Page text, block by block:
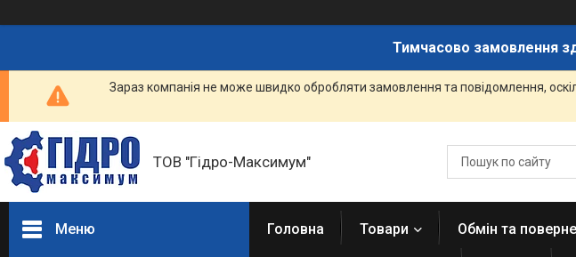
Тимчасово замовлення
Зараз компанія не може швидко обробляти замовлення та повідомлення,
ТОВ "Гідро-Максимум"
Меню Головна Товари Обмін та